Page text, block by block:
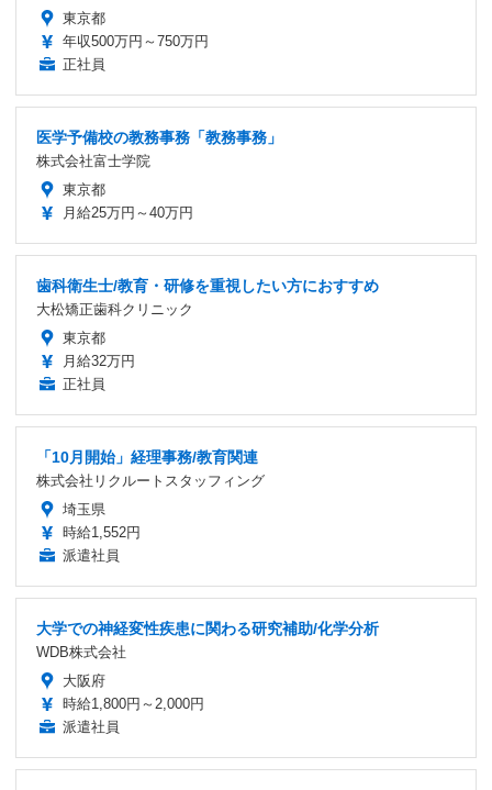
東京都
年収500万円～750万円
正社員
医学予備校の教務事務「教務事務」
株式会社富士学院
東京都
月給25万円～40万円
歯科衛生士/教育・研修を重視したい方におすすめ
大松矯正歯科クリニック
東京都
月給32万円
正社員
「10月開始」経理事務/教育関連
株式会社リクルートスタッフィング
埼玉県
時給1,552円
派遣社員
大学での神経変性疾患に関わる研究補助/化学分析
WDB株式会社
大阪府
時給1,800円～2,000円
派遣社員